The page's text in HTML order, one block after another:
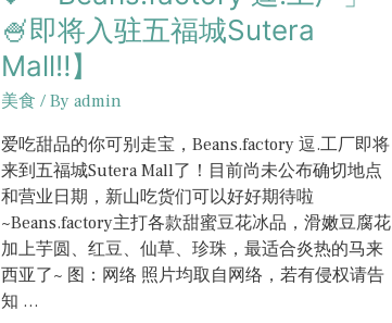
🍧即将入驻五福城Sutera
Mall‼️】
美食 / Byadmin
爱吃甜品的你可别走宝，Beans.factory 逗.工厂即将
来到五福城Sutera Mall了！目前尚未公布确切地点
和营业日期，新山吃货们可以好好期待啦
~Beans.factory主打各款甜蜜豆花冰品，滑嫩豆腐花
加上芋圆、红豆、仙草、珍珠，最适合炎热的马来
西亚了~ 图：网络 照片均取自网络，若有侵权请告
知 …